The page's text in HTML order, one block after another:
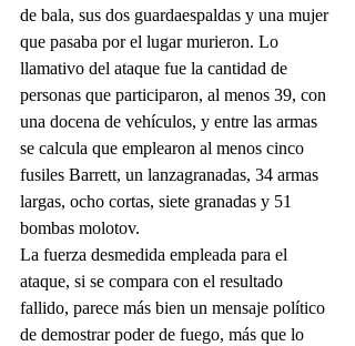
de bala, sus dos guardaespaldas y una mujer
que pasaba por el lugar murieron. Lo
llamativo del ataque fue la cantidad de
personas que participaron, al menos 39, con
una docena de vehículos, y entre las armas
se calcula que emplearon al menos cinco
fusiles Barrett, un lanzagranadas, 34 armas
largas, ocho cortas, siete granadas y 51
bombas molotov.
La fuerza desmedida empleada para el
ataque, si se compara con el resultado
fallido, parece más bien un mensaje político
de demostrar poder de fuego, más que lo